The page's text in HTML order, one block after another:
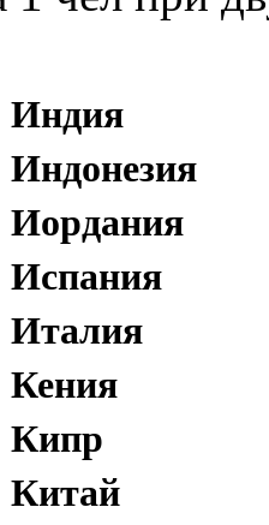
Индия
Индонезия
Иордания
Испания
Италия
Кения
Кипр
Китай